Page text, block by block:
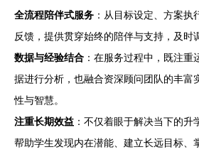
全流程陪伴式服务 ：从目标设定、方案
反馈，提供贯穿始终的陪伴与支持，及时
数据与经验结合 ：在服务过程中，既注
据进行分析，也融合资深顾问团队的丰富
性与智慧。
注重长期效益 ：不仅着眼于解决当下的
帮助学生发现内在潜能、建立长远目标、